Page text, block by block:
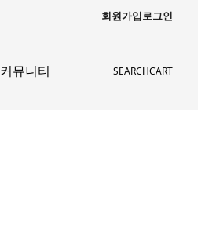
회원가입로그인
커뮤니티 SEARCHCART